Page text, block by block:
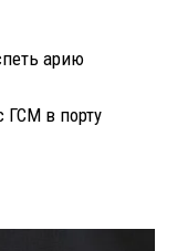
арию
ГСМ в порту